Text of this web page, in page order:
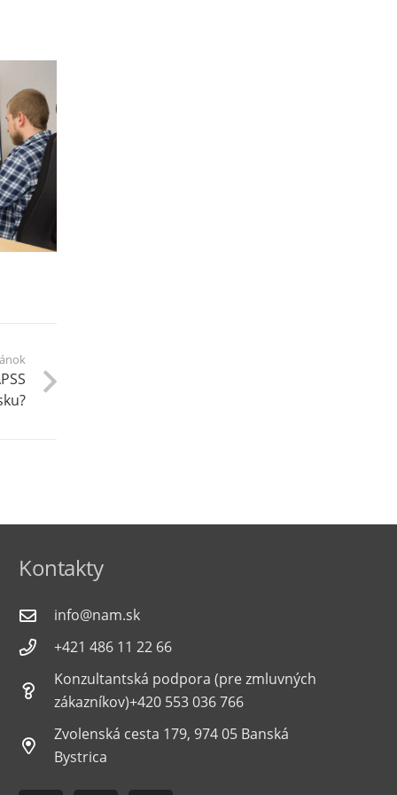
Kontakty
info@nam.sk
+421 486 11 22 66
Konzultantská podpora (pre zmluvných
zákazníkov)+420 553 036 766
Zvolenská cesta 179, 974 05 Banská
Bystrica